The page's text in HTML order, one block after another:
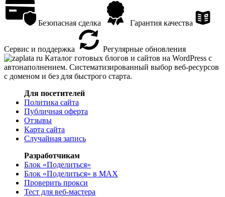
Безопасная сделка Гарантия качества
Сервис и поддержка
Регулярные обновления
Каталог готовых блогов и сайтов на WordPress с
автонаполнением. Систематизированный выбор веб-ресурсов
с доменом и без для быстрого старта.
Для посетителей
Политика сайта
Публичная оферта
Отзывы
Карта сайта
Случайная запись
Разработчикам
Блок «Поделиться»
Блок «Поделиться» в MAX
Проверить прокси
Тест для веб-мастера